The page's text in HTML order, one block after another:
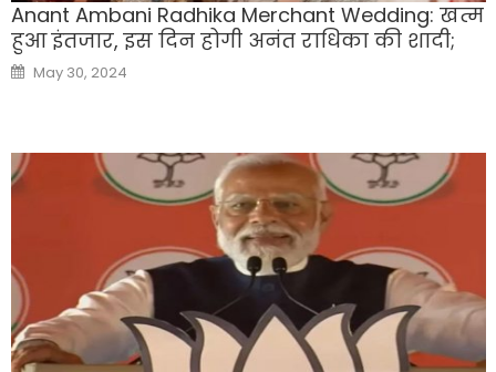
Anant Ambani Radhika Merchant Wedding: खत्म
हुआ इंतजार, इस दिन होगी अनंत राधिका की शादी;
Posted
on
May 30, 2024